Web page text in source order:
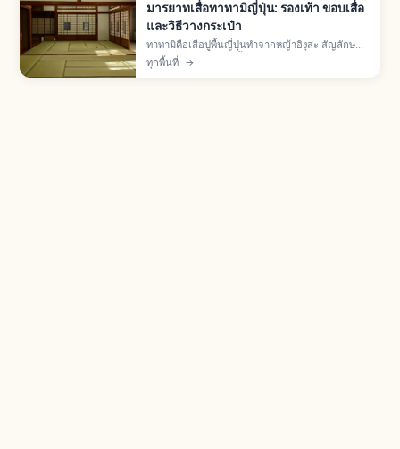
มารยาทเสื่อทาทามิญี่ปุ่น: รองเท้า ขอบเสื่อ
และวิธีวางกระเป๋า
ทาทามิคือเสื่อปูพื้นญี่ปุ่นทำจากหญ้าอิงุสะ สัญลักษณ์
ห้องวาชิตสึ ปูเต็มห้องตั้งแต่ยุคมุโรมาจิ มารยาท: ถอด
รองเท้าก่อนเข้า ไม่เหยียบขอบทาทามิเบริ ยก
ทุกพื้นที่ →